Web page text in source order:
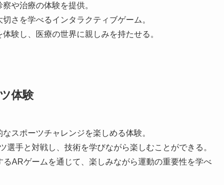
や治療の体験を提供。
さを学べるインタラクティブゲーム。
験し、医療の世界に親しみを持たせる。
体験
なスポーツチャレンジを楽しめる体験。
選手と対戦し、技術を学びながら楽しむことができる。
るARゲームを通じて、楽しみながら運動の重要性を学べ